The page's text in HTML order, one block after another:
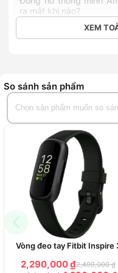
ra mắt khi nào?
Giá bán tham khảo
Active 2 Premium
Amazfit Active 2
thông minh cao cấp với
không gỉ và mặt kính
hình AMOLED tròn
Đồng hồ hỗ trợ 164 chế
diện thông minh 25 động
dạng như chạy bộ, đạp
Sản phẩm được trang bị
nâng cao như đo nhịp
hồ còn hỗ trợ kết nối
nhiều thiết bị. Viên pin
tới 10 ngày và hỗ trợ
XEM
So sánh sản phẩm
Vòng đeo tay Fitbit Inspire
2,290,000 ₫2,499,000 ₫